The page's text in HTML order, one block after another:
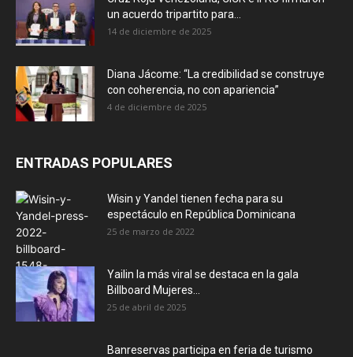
un acuerdo tripartito para...
14 de diciembre de 2025
Diana Jácome: “La credibilidad se construye
con coherencia, no con apariencia”
4 de diciembre de 2025
ENTRADAS POPULARES
Wisin y Yandel tienen fecha para su
espectáculo en República Dominicana
25 de marzo de 2022
Yailin la más viral se destaca en la gala
Billboard Mujeres...
25 de abril de 2025
Banreservas participa en feria de turismo